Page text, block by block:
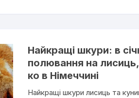
Найкращі шкури: в
полювання на
ко в Німеччині
Найкращі шкури лисиць та